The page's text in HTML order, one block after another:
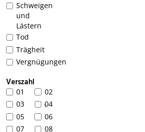
Schweigen
und
Lästern
Tod
Trägheit
Vergnügungen
Verszahl
01
02
03
104
05
06
07
08